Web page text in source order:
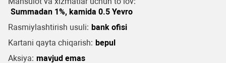
Summadan 1%, kamida 0.5 Yevro
Rasmiylashtirish usuli: bank ofisi
Kartani qayta chiqarish: bepul
Aksiya: mavjud emas